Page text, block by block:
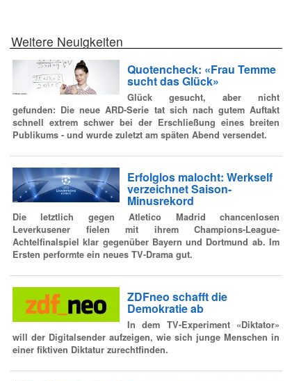
Weitere Neuigkeiten
Quotencheck: «Frau Temme
sucht das Glück»
Glück gesucht, aber nicht
gefunden: Die neue ARD-Serie tat sich nach gutem Auftakt
schnell extrem schwer bei der Erschließung eines breiten
Publikums - und wurde zuletzt am späten Abend versendet.
Erfolglos malocht: Werkself
verzeichnet Saison-
Minusrekord
Die letztlich gegen Atletico Madrid chancenlosen
Leverkusener fielen mit ihrem Champions-League-
Achtelfinalspiel klar gegenüber Bayern und Dortmund ab. Im
Ersten performte ein neues TV-Drama gut.
ZDFneo schafft die
Demokratie ab
In dem TV-Experiment «Diktator»
will der Digitalsender aufzeigen, wie sich junge Menschen in
einer fiktiven Diktatur zurechtfinden.